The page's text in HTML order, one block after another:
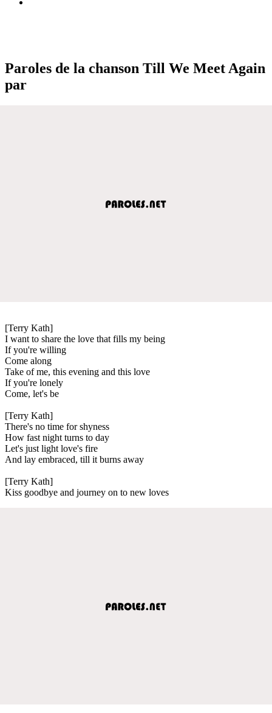
Paroles de la chanson Till We Meet Again
par
[Terry Kath]
I want to share the love that fills my being
If you're willing
Come along
Take of me, this evening and this love
If you're lonely
Come, let's be
[Terry Kath]
There's no time for shyness
How fast night turns to day
Let's just light love's fire
And lay embraced, till it burns away
[Terry Kath]
Kiss goodbye and journey on to new loves